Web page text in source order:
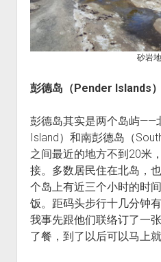
砂岩
彭德岛（Pender Islands）
彭德岛其实是两个岛屿——
Island）和南彭德岛（
之间最近的地方不到20米
接。多数居民住在北岛，
个岛上有近三个小时的时
饭。距码头步行十几分钟
我事先跟他们联络订了一
了餐，到了以后可以马上就